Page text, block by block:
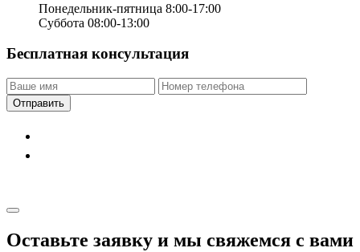
Понедельник-пятница 8:00-17:00
Суббота 08:00-13:00
Бесплатная консультация
Отправить
Оставьте заявку и мы свяжемся с вами